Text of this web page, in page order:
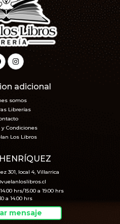
adicional
somos
Librerías
Condiciones
Los Libros
301, local 4, Villarrica
hrs/15.00 a 19.00 hrs
a 14.00 hrs
mensaje